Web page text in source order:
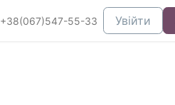
+38(067)547-55-33 Увійти